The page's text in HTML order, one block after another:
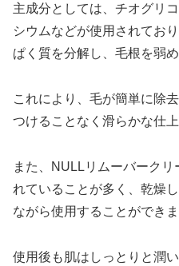
主成分としては、チオグリ
シウムなどが使用されてお
ぱく質を分解し、毛根を弱
これにより、毛が簡単に除
つけることなく滑らかな仕
また、NULLリムーバーク
れていることが多く、乾燥
ながら使用することができま
使用後も肌はしっとりと潤